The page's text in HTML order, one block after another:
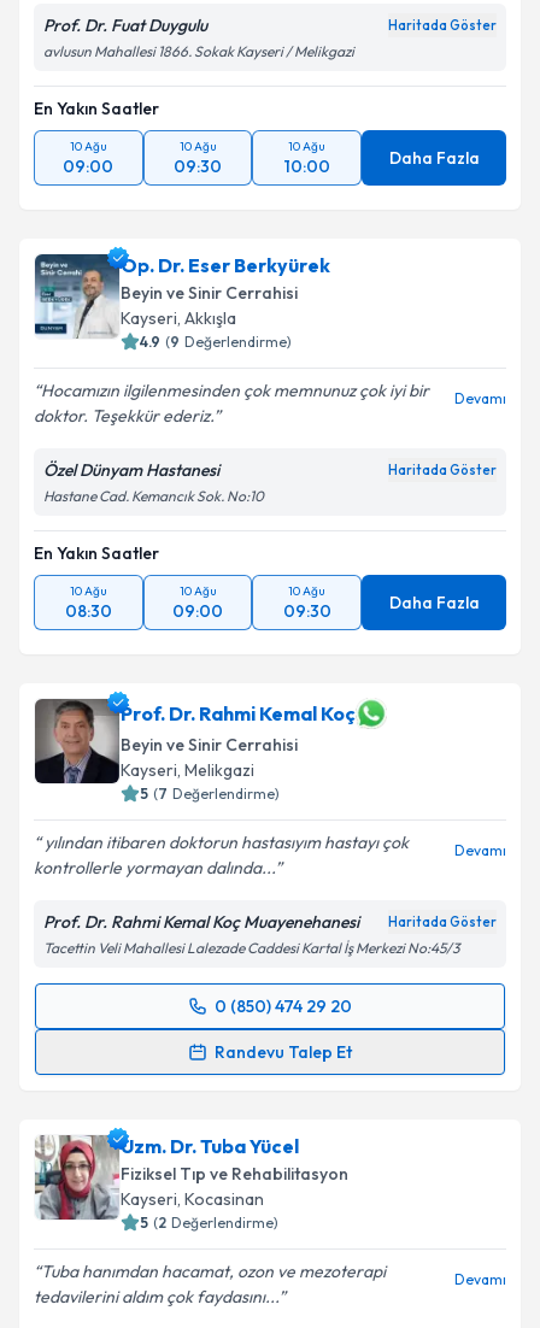
Prof. Dr. Fuat Duygulu Haritada Göster
avlusun Mahallesi 1866. Sokak Kayseri / Melikgazi
En Yakın Saatler
10 Ağu
09:00
10 Ağu
09:30
10 Ağu
10:00 Daha Fazla
Op. Dr. Eser Berkyürek
Beyin ve Sinir Cerrahisi
Kayseri, Akkışla
4.9 (9 Değerlendirme)
Hocamızın ilgilenmesinden çok memnunuz çok iyi bir
doktor. Teşekkür ederiz.
Devamı
Özel Dünyam Hastanesi Haritada Göster
Hastane Cad. Kemancık Sok. No:10
En Yakın Saatler
10 Ağu
08:30
10 Ağu
09:00
10 Ağu
09:30 Daha Fazla
Prof. Dr. Rahmi Kemal Koç
Beyin ve Sinir Cerrahisi
Kayseri, Melikgazi
5 (7 Değerlendirme)
yılından itibaren doktorun hastasıyım hastayı çok
kontrollerle yormayan dalında...
Devamı
Prof. Dr. Rahmi Kemal Koç Muayenehanesi Haritada Göster
Tacettin Veli Mahallesi Lalezade Caddesi Kartal İş Merkezi No:45/3
0 (850) 474 29 20
Randevu Talep Et
Randevu Takvimi Talebi
için bir takvim hazırlandığında e-posta ile
bilgilendireceğiz.
E-posta Adresiniz
Uzm. Dr. Tuba Yücel
Fiziksel Tıp ve Rehabilitasyon
Kayseri, Kocasinan
5 (2 Değerlendirme)
Tuba hanımdan hacamat, ozon ve mezoterapi
tedavilerini aldım çok faydasını...
Devamı